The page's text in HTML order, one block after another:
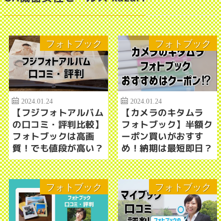
フォトブック
2024.01.24
【フジフォトアルバム
の口コミ・評判比較】
フォトブックは高画
質！でも値段が高い？
フォトブック
2024.01.24
【カメラのキタムラ
フォトブック】半額ク
ーポン買いがおすす
め！納期は最短即日？
フォトブック フォトブック